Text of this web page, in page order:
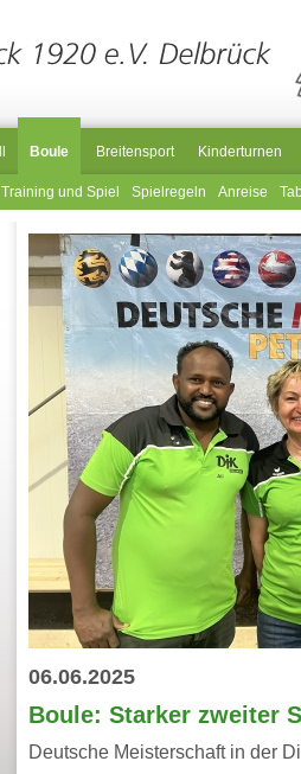
Boule Breitensport Kinderturnen
Training und Spiel Spielregeln Anreise
06.06.2025
Boule: Starker zweiter
Deutsche Meisterschaft in der